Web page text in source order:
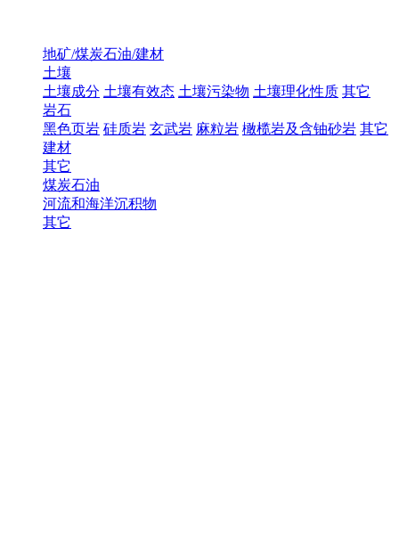
地矿/煤炭石油/建材
土壤
土壤成分 土壤有效态 土壤污染物 土壤理化性质 其它
岩石
黑色页岩 硅质岩 玄武岩 麻粒岩 橄榄岩及含铀砂岩 其它
建材
其它
煤炭石油
河流和海洋沉积物
其它